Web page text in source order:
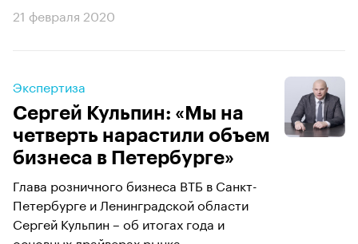
21 февраля 2020
Экспертиза
Сергей Кульпин: «Мы на
четверть нарастили объем
бизнеса в Петербурге»
Глава розничного бизнеса ВТБ в Санкт-
Петербурге и Ленинградской области
Сергей Кульпин – об итогах года и